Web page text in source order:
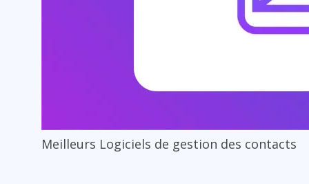
Meilleurs Logiciels de gestion des contacts